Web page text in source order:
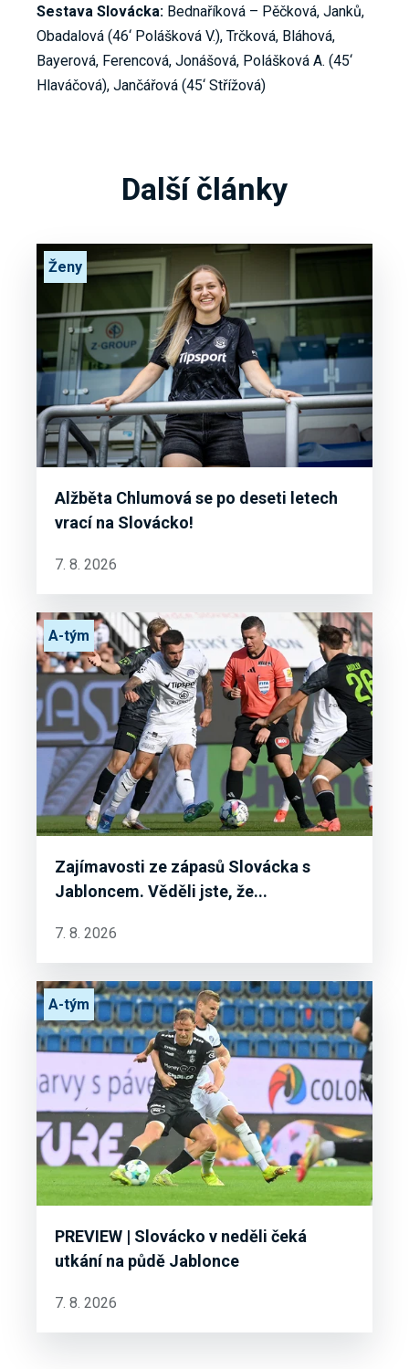
Sestava Slovácka: Bednaříková – Pěčková, Janků,
Obadalová (46‘ Polášková V.), Trčková, Bláhová,
Bayerová, Ferencová, Jonášová, Polášková A. (45‘
Hlaváčová), Jančářová (45‘ Střížová)
Další články
Alžběta Chlumová se po deseti letech
vrací na Slovácko!
Ženy
7. 8. 2026
Zajímavosti ze zápasů Slovácka s
Jabloncem. Věděli jste, že...
A-tým
7. 8. 2026
PREVIEW | Slovácko v neděli čeká
utkání na půdě Jablonce
A-tým
7. 8. 2026